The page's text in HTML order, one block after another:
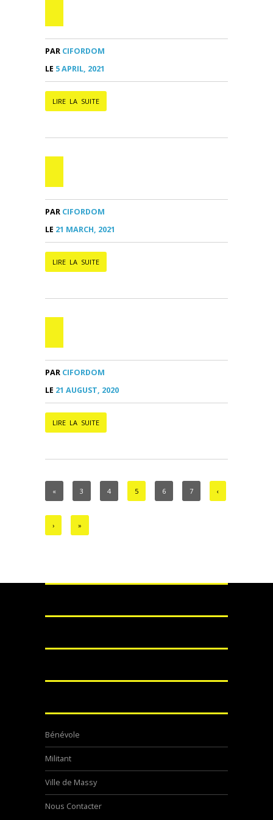
PAR CIFORDOM
LE 5 APRIL, 2021
LIRE LA SUITE
PAR CIFORDOM
LE 21 MARCH, 2021
LIRE LA SUITE
PAR CIFORDOM
LE 21 AUGUST, 2020
LIRE LA SUITE
« ‹
3 4 5 6 7
› »
Bénévole
Militant
Ville de Massy
Nous Contacter